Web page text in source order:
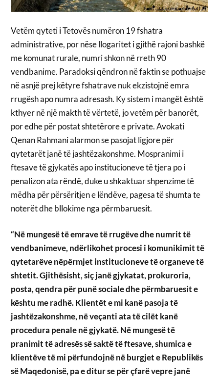
Vetëm qyteti i Tetovës numëron 19 fshatra
administrative, por nëse llogaritet i gjithë rajoni bashkë
me komunat rurale, numri shkon në rreth 90
vendbanime. Paradoksi qëndron në faktin se pothuajse
në asnjë prej këtyre fshatrave nuk ekzistojnë emra
rrugësh apo numra adresash. Ky sistem i mangët është
kthyer në një makth të vërtetë, jo vetëm për banorët,
por edhe për postat shtetërore e private. Avokati
Qenan Rahmani alarmon se pasojat ligjore për
qytetarët janë të jashtëzakonshme. Mospranimi i
ftesave të gjykatës apo institucioneve të tjera po i
penalizon ata rëndë, duke u shkaktuar shpenzime të
mëdha për përsëritjen e lëndëve, pagesa të shumta te
noterët dhe bllokime nga përmbaruesit.
“Në mungesë të emrave të rrugëve dhe numrit të
vendbanimeve, ndërlikohet procesi i komunikimit të
qytetarëve nëpërmjet institucioneve të organeve të
shtetit. Gjithësisht, siç janë gjykatat, prokuroria,
posta, qendra për punë sociale dhe përmbaruesit e
kështu me radhë. Klientët e mi kanë pasoja të
jashtëzakonshme, në veçanti ata të cilët kanë
procedura penale në gjykatë. Në mungesë të
pranimit të adresës së saktë të ftesave, shumica e
klientëve të mi përfundojnë në burgjet e Republikës
së Maqedonisë, pa e ditur se për çfarë vepre janë